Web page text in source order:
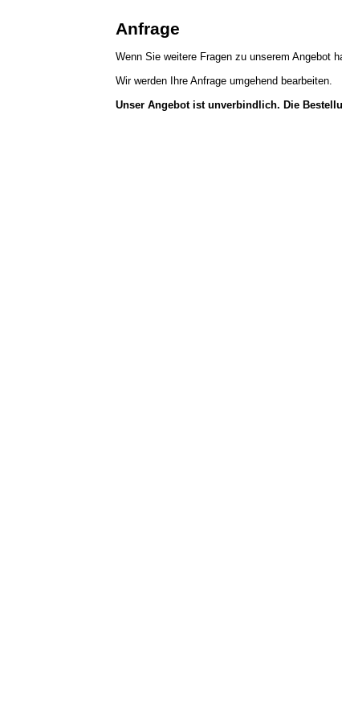
Anfrage
Wenn Sie weitere Fragen zu unserem Angebot
Wir werden Ihre Anfrage umgehend bearbeiten.
Unser Angebot ist unverbindlich. Die